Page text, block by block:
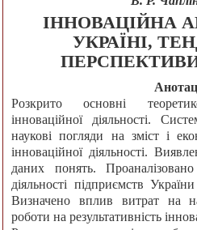
ІННОВАЦІЙНА
УКРАЇНІ,
Розкрито основні
інноваційної діяльності.
наукові погляди на зміст і
інноваційної діяльності.
даних понять. Проаналізовано
діяльності підприємств
Визначено вплив витрат на
роботи на результативність